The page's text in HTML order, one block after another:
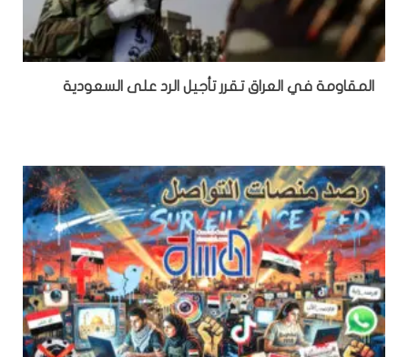
المقاومة في العراق تقرر تأجيل الرد على السعودية